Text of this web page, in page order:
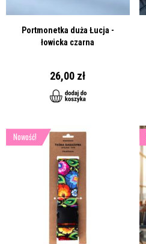
Portmonetka duża Łucja -
łowicka czarna
26,00 zł
Nowość!